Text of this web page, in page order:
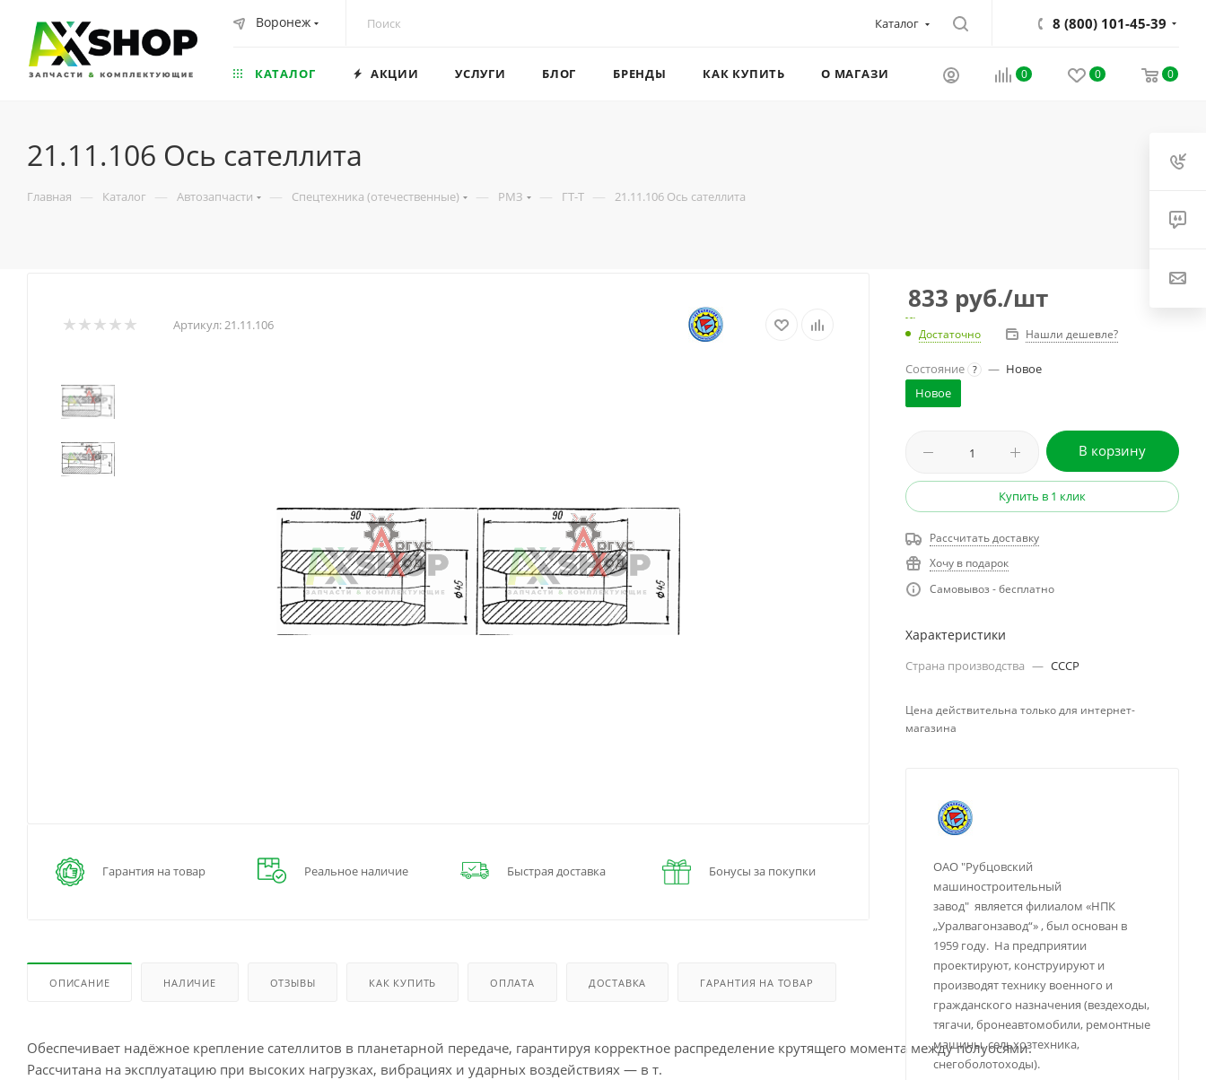
Воронеж Каталог 8 (800) 101-45-39
0 0 0
КАТАЛОГ АКЦИИ УСЛУГИ БЛОГ БРЕНДЫ КАК КУПИТЬ О МАГАЗИНЕ
21.11.106 Ось сателлита
Главная — Каталог — Автозапчасти — Спецтехника (отечественные) — РМЗ — ГТ-Т — 21.11.106 Ось сателлита
Артикул:21.11.106
Гарантия на товар Реальное наличие Быстрая доставка Бонусы за покупки
ОПИСАНИЕ НАЛИЧИЕ ОТЗЫВЫ КАК КУПИТЬ ОПЛАТА ДОСТАВКА ГАРАНТИЯ НА ТОВАР
Обеспечивает надёжное крепление сателлитов в планетарной передаче, гарантируя корректное распределение крутящего момента между полуосями.
Рассчитана на эксплуатацию при высоких нагрузках, вибрациях и ударных воздействиях — в т.
833 руб./шт
Достаточно Нашли дешевле?
Состояние ? — Новое
Новое
В корзину
Купить в 1 клик
Рассчитать доставку
Хочу в подарок
Самовывоз - бесплатно
Характеристики
Страна производства — СССР
Цена действительна только для интернет-
магазина
ОАО "Рубцовский
машиностроительный
завод" является филиалом «НПК
„Уралвагонзавод“» , был основан в
1959 году. На предприятии
проектируют, конструируют и
производят технику военного и
гражданского назначения (вездеходы,
тягачи, бронеавтомобили, ремонтные
машины, сельхозтехника,
снегоболотоходы).